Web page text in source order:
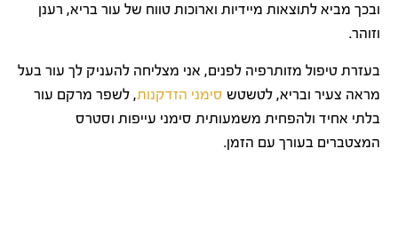
ובכך מביא לתוצאות מיידיות וארוכות טווח של עור בריא, רענן
וזוהר.
בעזרת טיפול מזותרפיה לפנים, אני מצליחה להעניק לך עור בעל
מראה צעיר ובריא, לטשטש סימני הזדקנות, לשפר מרקם עור
בלתי אחיד ולהפחית משמעותית סימני עייפות וסטרס
המצטברים בעורך עם הזמן.